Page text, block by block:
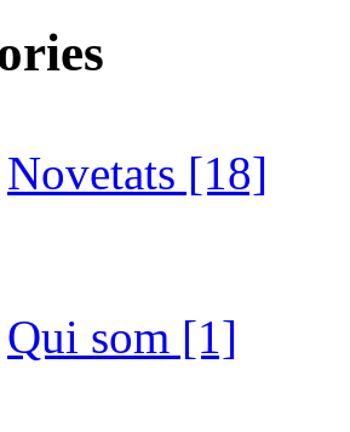
Novetats [18]
Qui som [1]